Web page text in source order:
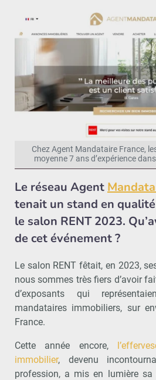
Chez Agent Mandataire France,
moyenne 7 ans d’expérience
Le réseau Agent
tenait un stand en
le salon RENT 2023.
de cet événement ?
Le salon RENT fêtait, en 2023,
nous sommes très fiers d’avoir
d’exposants qui
mandataires immobiliers, sur
France.
Cette année encore,
immobilier, devenu
profession, a mis en lumière sa